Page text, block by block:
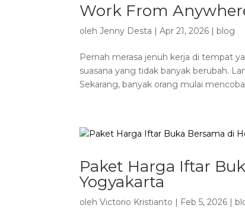
Work From
olehJenny Desta |Apr 21, 2026 | blog
Pernah merasa jenuh kerja di tempat
suasana yang tidak banyak berubah.
Sekarang, banyak orang mulai
Paket Harga Iftar
Yogyakarta
olehVictorio Kristianto | Feb 5, 2026 |